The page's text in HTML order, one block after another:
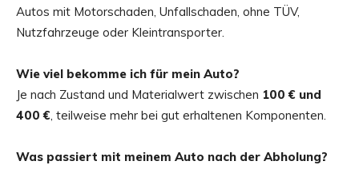
Autos mit Motorschaden, Unfallschaden, ohne TÜV,
Nutzfahrzeuge oder Kleintransporter.
Wie viel bekomme ich für mein Auto?
Je nach Zustand und Materialwert zwischen 100 € und
400 €, teilweise mehr bei gut erhaltenen Komponenten.
Was passiert mit meinem Auto nach der Abholung?